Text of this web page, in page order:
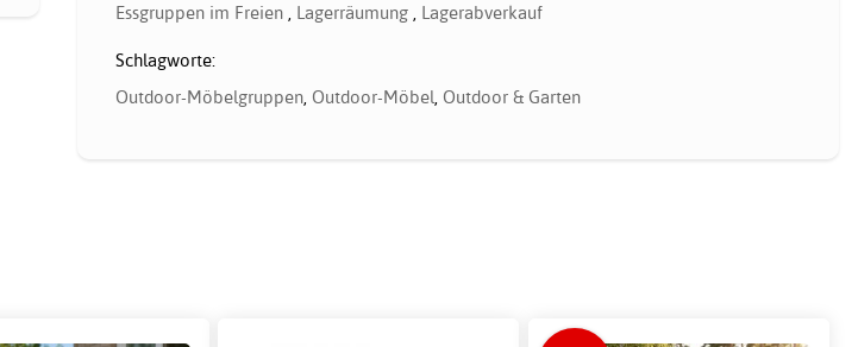
Essgruppen im Freien , Lagerräumung , Lagerabverkauf
Schlagworte:
Outdoor-Möbelgruppen, Outdoor-Möbel, Outdoor & Garten